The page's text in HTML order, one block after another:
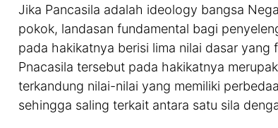
Jika Pancasila adalah ideology bangsa
pokok, landasan fundamental bagi
pada hakikatnya berisi lima nilai dasar yang
Pnacasila tersebut pada hakikatnya
terkandung nilai-nilai yang memiliki
sehingga saling terkait antara satu sila